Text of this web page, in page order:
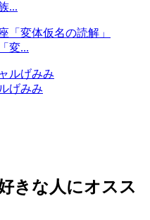
...
変...
げみみ
きな人にオスス